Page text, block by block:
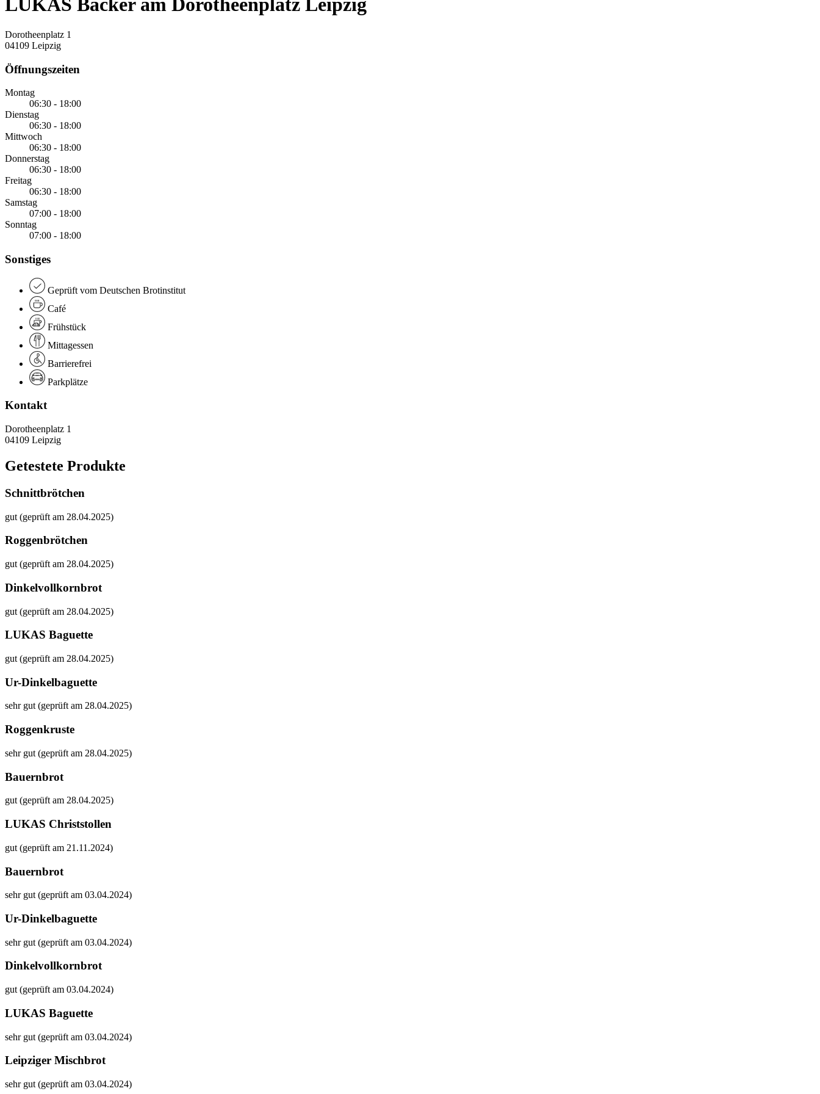
LUKAS Bäcker am Dorotheenplatz Leipzig
Dorotheenplatz 1
04109 Leipzig
Öffnungszeiten
Montag
06:30 - 18:00
Dienstag
06:30 - 18:00
Mittwoch
06:30 - 18:00
Donnerstag
06:30 - 18:00
Freitag
06:30 - 18:00
Samstag
07:00 - 18:00
Sonntag
07:00 - 18:00
Sonstiges
Geprüft vom Deutschen Brotinstitut
Café
Frühstück
Mittagessen
Barrierefrei
Parkplätze
Kontakt
Dorotheenplatz 1
04109 Leipzig
Getestete Produkte
Schnittbrötchen
gut (geprüft am 28.04.2025)
Roggenbrötchen
gut (geprüft am 28.04.2025)
Dinkelvollkornbrot
gut (geprüft am 28.04.2025)
LUKAS Baguette
gut (geprüft am 28.04.2025)
Ur-Dinkelbaguette
sehr gut (geprüft am 28.04.2025)
Roggenkruste
sehr gut (geprüft am 28.04.2025)
Bauernbrot
gut (geprüft am 28.04.2025)
LUKAS Christstollen
gut (geprüft am 21.11.2024)
Bauernbrot
sehr gut (geprüft am 03.04.2024)
Ur-Dinkelbaguette
sehr gut (geprüft am 03.04.2024)
Dinkelvollkornbrot
gut (geprüft am 03.04.2024)
LUKAS Baguette
sehr gut (geprüft am 03.04.2024)
Leipziger Mischbrot
sehr gut (geprüft am 03.04.2024)